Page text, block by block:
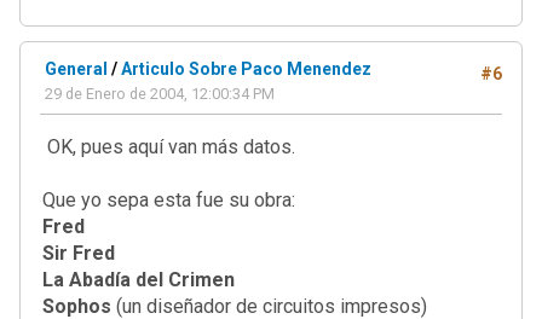
#6
General /Articulo Sobre Paco Menendez
29 de Enero de 2004, 12:00:34 PM
OK, pues aquí van más datos.
Que yo sepa esta fue su obra:
Fred
Sir Fred
La Abadía del Crimen
Sophos (un diseñador de circuitos impresos)